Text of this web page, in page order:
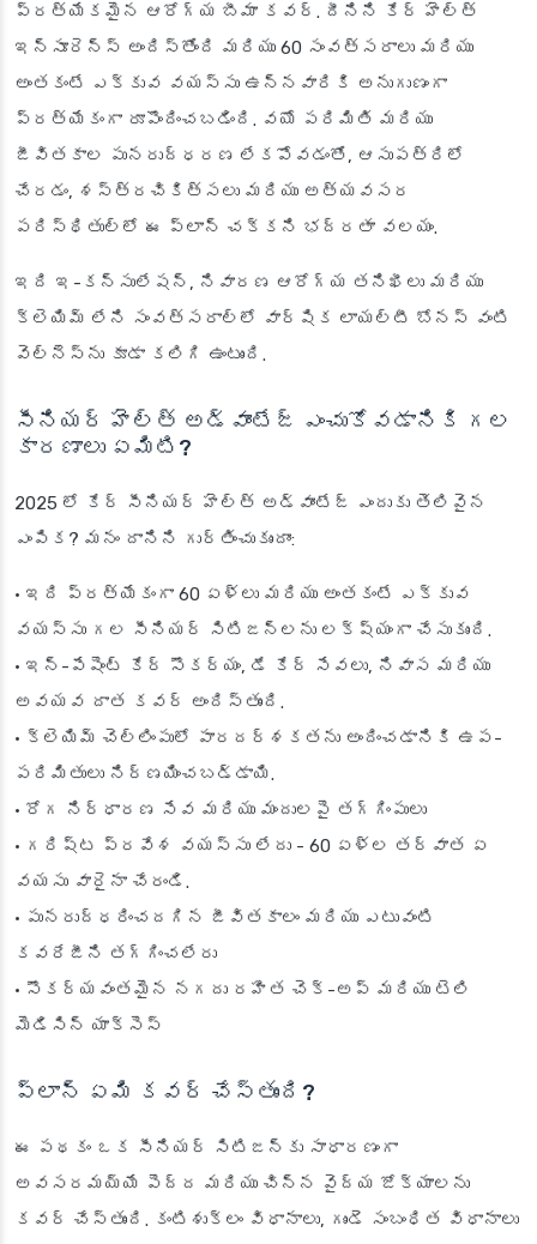
ప్రత్యేకమైన ఆరోగ్య బీమా కవర్. దీనిని కేర్ హెల్త్
ఇన్సూరెన్స్ అందిస్తోంది మరియు 60 సంవత్సరాలు మరియు
అంతకంటే ఎక్కువ వయస్సు ఉన్నవారికి అనుగుణంగా
ప్రత్యేకంగా రూపొందించబడింది. వయో పరిమితి మరియు
జీవితకాల పునరుద్ధరణ లేకపోవడంతో, ఆసుపత్రిలో
చేరడం, శస్త్రచికిత్సలు మరియు అత్యవసర
పరిస్థితుల్లో ఈ ప్లాన్ చక్కని భద్రతా వలయం.
ఇది ఇ-కన్సులేషన్, నివారణ ఆరోగ్య తనిఖీలు మరియు
క్లెయిమ్ లేని సంవత్సరాల్లో వార్షిక లాయల్టీ బోనస్ వంటి
వెల్నెస్‌ను కూడా కలిగి ఉంటుంది.
సీనియర్ హెల్త్ అడ్వాంటేజ్ ఎంచుకోవడానికి గల
కారణాలు ఏమిటి?
2025 లో కేర్ సీనియర్ హెల్త్ అడ్వాంటేజ్ ఎందుకు తెలివైన
ఎంపిక? మనం దానిని గుర్తించుకుందాం:
• ఇది ప్రత్యేకంగా 60 ఏళ్లు మరియు అంతకంటే ఎక్కువ
వయస్సు గల సీనియర్ సిటిజన్లను లక్ష్యంగా చేసుకుంది.
• ఇన్-పేషెంట్ కేర్ సౌకర్యం, డే కేర్ సేవలు, నివాస మరియు
అవయవ దాత కవర్ అందిస్తుంది.
• క్లెయిమ్ చెల్లింపులో పారదర్శకతను అందించడానికి ఉప-
పరిమితులు నిర్ణయించబడ్డాయి.
• రోగ నిర్ధారణ సేవ మరియు మందులపై తగ్గింపులు
• గరిష్ట ప్రవేశ వయస్సు లేదు - 60 ఏళ్ల తర్వాత ఏ
వయసు వారైనా చేరండి.
• పునరుద్ధరించదగిన జీవితకాలం మరియు ఎటువంటి
కవరేజీని తగ్గించలేరు
• సౌకర్యవంతమైన నగదు రహిత చెక్-అప్ మరియు టెలి
మెడిసిన్ యాక్సెస్
ప్లాన్ ఏమి కవర్ చేస్తుంది?
ఈ పథకం ఒక సీనియర్ సిటిజన్‌కు సాధారణంగా
అవసరమయ్యే పెద్ద మరియు చిన్న వైద్య జోక్యాలను
కవర్ చేస్తుంది. కంటిశుక్లం విధానాలు, గుండె సంబంధిత విధానాలు